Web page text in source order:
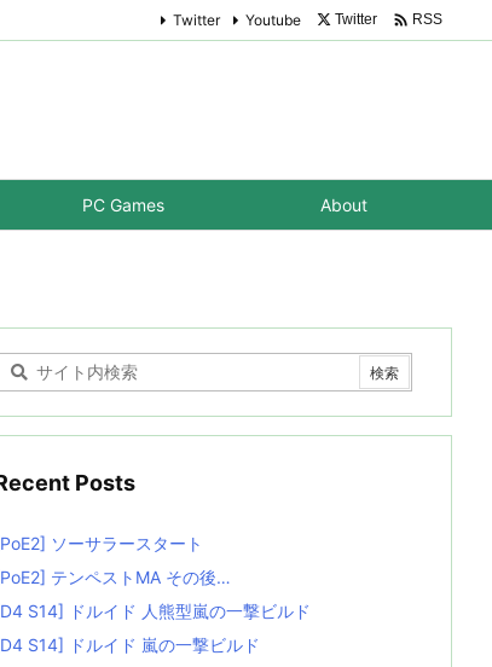
PC Games About
Twitter Youtube Twitter  RSS
Posts
ソーサラースタート
テンペストMA その後…
S14] ドルイド 人熊型嵐の一撃ビルド
S14] ドルイド 嵐の一撃ビルド